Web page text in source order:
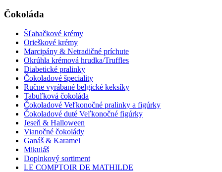
Čokoláda
Šľahačkové krémy
Orieškové krémy
Marcipány & Netradičné príchute
Okrúhla krémová hrudka/Truffles
Diabetické pralinky
Čokoladové špeciality
Ručne vyrábané belgické keksíky
Tabuľková čokoláda
Čokoladové Veľkonočné pralinky a figúrky
Čokoladové duté Veľkonočné figúrky
Jeseň & Halloween
Vianočné čokolády
Ganáš & Karamel
Mikuláš
Doplnkový sortiment
LE COMPTOIR DE MATHILDE